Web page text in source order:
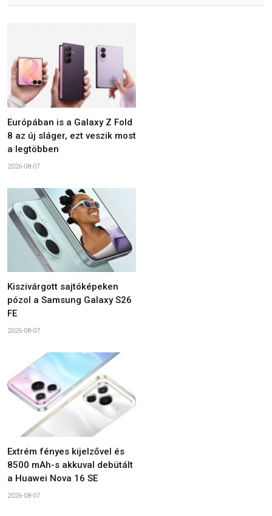
Európában is a Galaxy Z Fold
8 az új sláger, ezt veszik most
a legtöbben
2026-08-07
Kiszivárgott sajtóképeken
pózol a Samsung Galaxy S26
FE
2026-08-07
Extrém fényes kijelzővel és
8500 mAh-s akkuval debütált
a Huawei Nova 16 SE
2026-08-07